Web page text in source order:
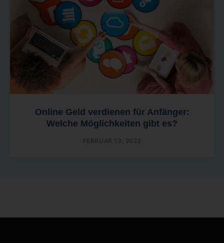
Online Geld verdienen für Anfänger:
Welche Möglichkeiten gibt es?
FEBRUAR 13, 2022